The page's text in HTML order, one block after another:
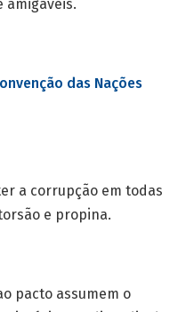
amigáveis.
das Nações
a corrupção em todas
e propina.
pacto assumem o